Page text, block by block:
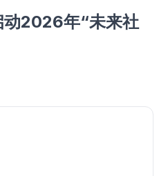
动2026年“未来社